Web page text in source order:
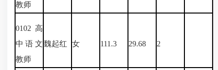
教师
0102 高
中语文
教师
魏起红 女 111.3 29.68 2